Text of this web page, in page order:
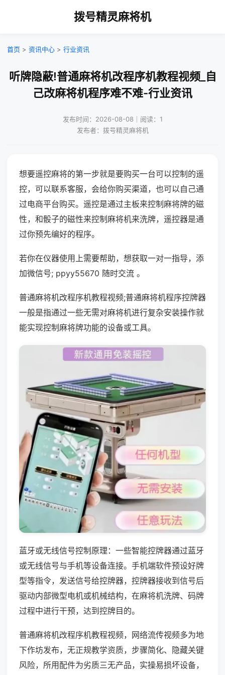
拨号精灵麻将机
首页 > 资讯中心 > 行业资讯
听牌隐蔽!普通麻将机改程序机教程视频_自
己改麻将机程序难不难-行业资讯
发布时间：2026-08-08｜阅读：1
发布者：拨号精灵麻将机
想要遥控麻将的第一步就是要购买一台可以控制的遥
控，可以联系客服，会给你购买渠道，也可以自己通
过电商平台购买。遥控是通过主板来控制麻将牌的磁
性，和骰子的磁性来控制麻将机来洗牌，遥控器是通
过你预先编好的程序。
若你在仪器使用上需要帮助，想获取一对一指导，添
加微信号; ppyy55670 随时交流 。
普通麻将机改程序机教程视频;普通麻将机程序控牌器
一般是指通过一些无需对麻将机进行复杂安装操作就
能实现控制麻将牌功能的设备或工具。
蓝牙或无线信号控制原理：一些智能控牌器通过蓝牙
或无线信号与手机等设备连接。手机端软件预设好牌
型等指令，发送信号给控牌器，控牌器接收到信号后
驱动内部微型电机或机械结构，在麻将机洗牌、码牌
过程中进行干预，达到控牌目的。
普通麻将机改程序机教程视频，网络流传视频多为地
下作坊发布，无正规教学资质，步骤简化、隐藏关键
风险，所用配件为劣质三无产品，实操易损坏设备，